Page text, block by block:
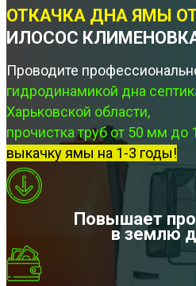
ОТКАЧКА ДНА ЯМЫ
ИЛОСОС
Проводите
гидродинамикой дна
Харьковской области,
прочистка труб от 50 мм до
выкачку ямы на 1-3 годы!
Повышает
в землю